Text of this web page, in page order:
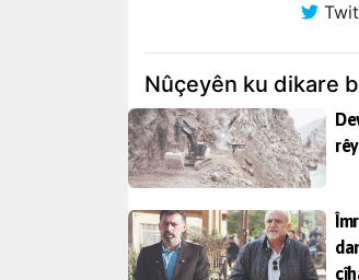
Nûçeyên ku dikare